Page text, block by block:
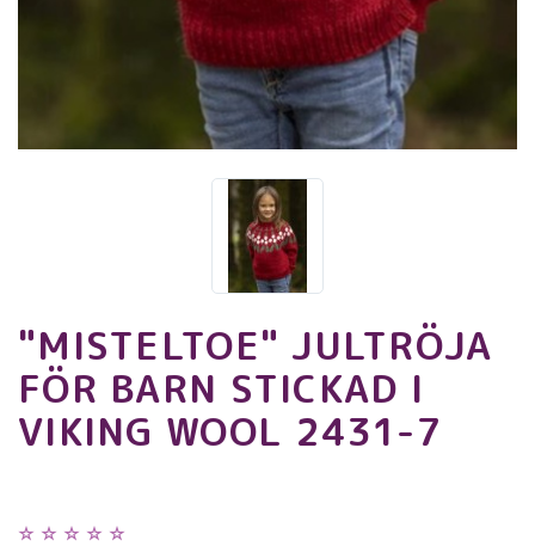
"MISTELTOE" JULTRÖJA
FÖR BARN STICKAD I
VIKING WOOL 2431-7